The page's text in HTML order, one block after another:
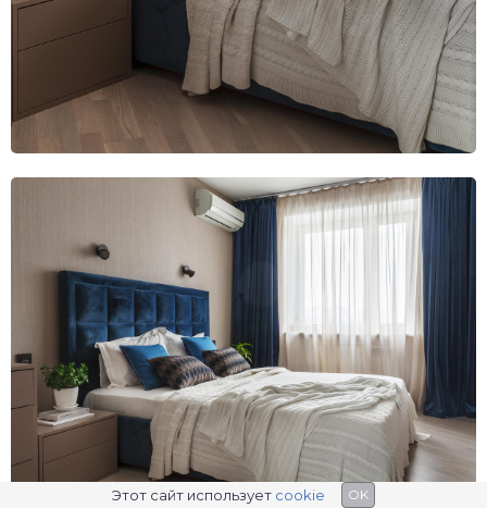
Этот сайт использует cookie OK